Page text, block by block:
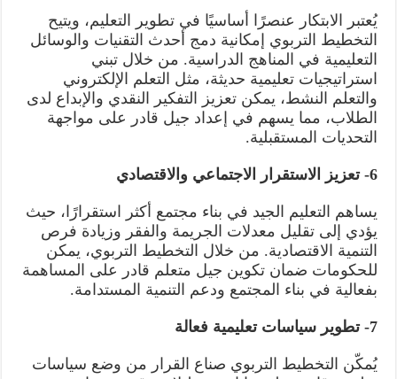
يُعتبر الابتكار عنصرًا أساسيًا في تطوير التعليم، ويتيح
التخطيط التربوي إمكانية دمج أحدث التقنيات والوسائل
التعليمية في المناهج الدراسية. من خلال تبني
استراتيجيات تعليمية حديثة، مثل التعلم الإلكتروني
والتعلم النشط، يمكن تعزيز التفكير النقدي والإبداع لدى
الطلاب، مما يسهم في إعداد جيل قادر على مواجهة
التحديات المستقبلية.
6- تعزيز الاستقرار الاجتماعي والاقتصادي
يساهم التعليم الجيد في بناء مجتمع أكثر استقرارًا، حيث
يؤدي إلى تقليل معدلات الجريمة والفقر وزيادة فرص
التنمية الاقتصادية. من خلال التخطيط التربوي، يمكن
للحكومات ضمان تكوين جيل متعلم قادر على المساهمة
بفعالية في بناء المجتمع ودعم التنمية المستدامة.
7- تطوير سياسات تعليمية فعالة
يُمكّن التخطيط التربوي صناع القرار من وضع سياسات